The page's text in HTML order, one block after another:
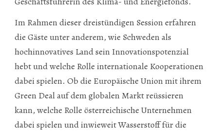
Im Rahmen dieser dreistündigen Session erfahren
die Gäste unter anderem, wie Schweden als
hochinnovatives Land sein Innovationspotenzial
hebt und welche Rolle internationale Kooperationen
dabei spielen. Ob die Europäische Union mit ihrem
Green Deal auf dem globalen Markt reüssieren
kann, welche Rolle österreichische Unternehmen
dabei spielen und inwieweit Wasserstoff für die